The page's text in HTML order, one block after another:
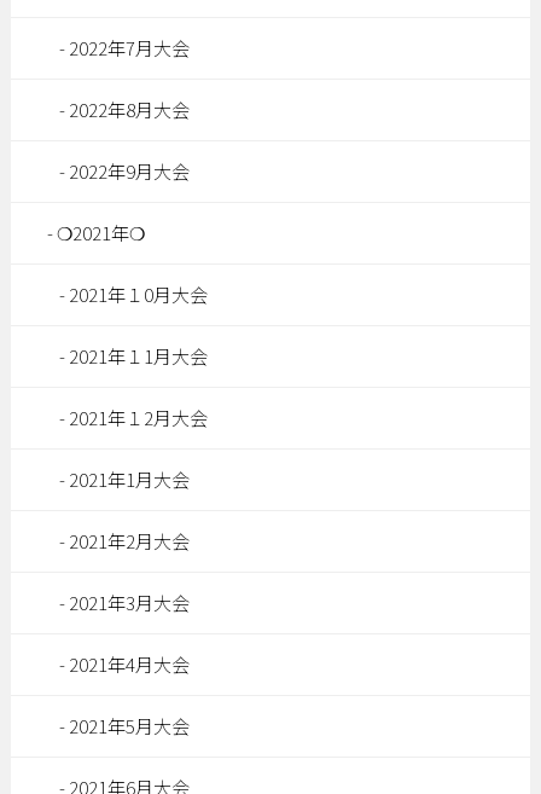
2022年7月大会
2022年8月大会
2022年9月大会
❍2021年❍
2021年１0月大会
2021年１1月大会
2021年１2月大会
2021年1月大会
2021年2月大会
2021年3月大会
2021年4月大会
2021年5月大会
2021年6月大会